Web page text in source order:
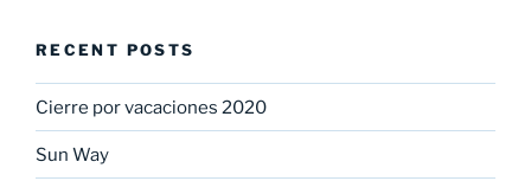
RECENT POSTS
Cierre por vacaciones 2020
Sun Way